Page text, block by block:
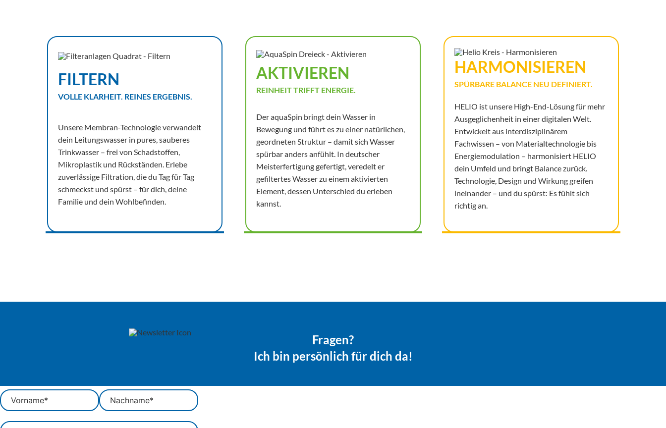
FILTERN
VOLLE KLARHEIT. REINES ERGEBNIS.
Unsere Membran-Technologie verwandelt
dein Leitungswasser in pures, sauberes
Trinkwasser – frei von Schadstoffen,
Mikroplastik und Rückständen. Erlebe
zuverlässige Filtration, die du Tag für Tag
schmeckst und spürst – für dich, deine
Familie und dein Wohlbefinden.
AKTIVIEREN
REINHEIT TRIFFT ENERGIE.
Der aquaSpin bringt dein Wasser in
Bewegung und führt es zu einer natürlichen,
geordneten Struktur – damit sich Wasser
spürbar anders anfühlt. In deutscher
Meisterfertigung gefertigt, veredelt er
gefiltertes Wasser zu einem aktivierten
Element, dessen Unterschied du erleben
kannst.
HARMONI­SIEREN
SPÜRBARE BALANCE NEU DEFINIERT.
HELIO ist unsere High-End-Lösung für mehr
Ausgeglichenheit in einer digitalen Welt.
Entwickelt aus interdisziplinärem
Fachwissen – von Materialtechnologie bis
Energiemodulation – harmonisiert HELIO
dein Umfeld und bringt Balance zurück.
Technologie, Design und Wirkung greifen
ineinander – und du spürst: Es fühlt sich
richtig an.
Fragen?
Ich bin persönlich für dich da!